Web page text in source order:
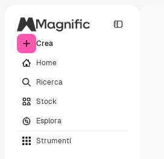
Crea
Home
Ricerca
Stock
Esplora
Strumenti